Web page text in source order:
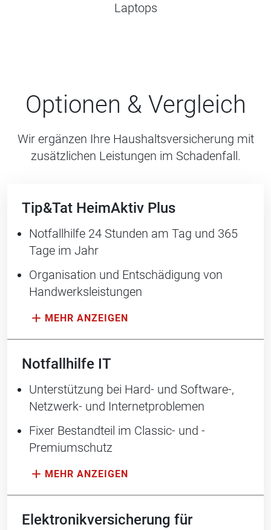
Laptops
Optionen & Vergleich
Wir ergänzen Ihre Haushaltsversicherung mit
zusätzlichen Leistungen im Schadenfall.
Tip&Tat HeimAktiv Plus
Notfallhilfe 24 Stunden am Tag und 365
Tage im Jahr
Organisation und Entschädigung ­von
Handwerksleistungen
Notfallhilfe IT
Unterstützung bei Hard- und Soft­ware-,
Netzwerk- und Internetproblemen
Fixer Bestandteil im Classic- und ­
Premiumschutz
Elektronikversicherung für